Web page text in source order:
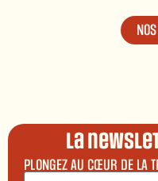
La
PLONGEZ AU CŒUR DE LA